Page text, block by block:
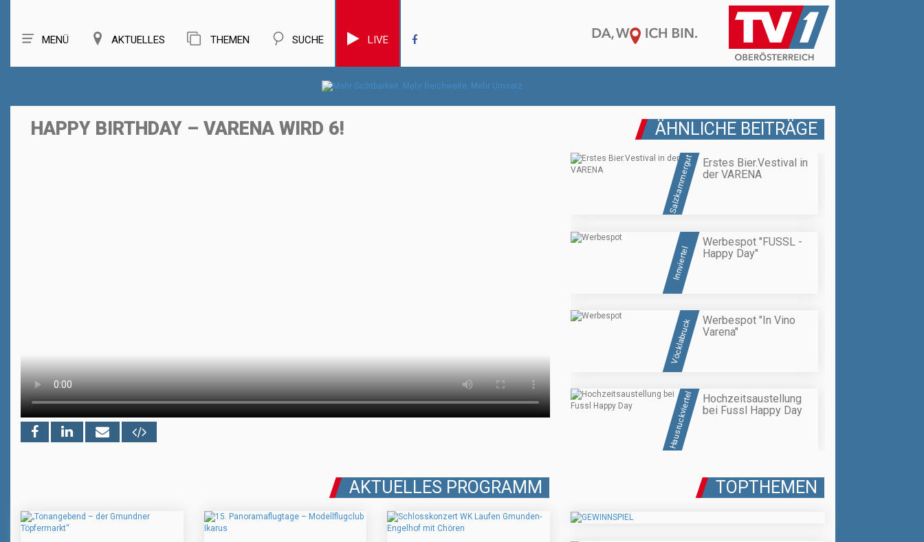
MENÜ AKTUELLES THEMEN SUCHE LIVE
HAPPY BIRTHDAY – VARENA WIRD 6! ÄHNLICHE BEITRÄGE
Salzkammergut
Erstes Bier.Vestival in
der VARENA
Innviertel
Werbespot "FUSSL -
Happy Day"
Vöcklabruck
Werbespot "In Vino
Varena"
Hausruckviertel
Hochzeitsaustellung
bei Fussl Happy Day
AKTUELLES PROGRAMM TOPTHEMEN